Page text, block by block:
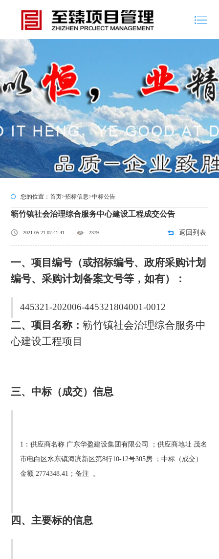
您的位置：首页>招标信息>中标公告
簕竹镇社会治理综合服务中心建设工程成交公告
2021-05-21 07:41:41 2379 返回列表
一、项目编号（或招标编号、政府采购计划
编号、采购计划备案文号等，如有）：
445321-202006-445321804001-0012
二、项目名称：簕竹镇社会治理综合服务中
心建设工程项目
三、中标（成交）信息
1：供应商名称 广东华盈建设集团有限公司 ；供应商地址 茂名
市电白区水东镇海滨新区第8行10-12号305房
；中标（成交）
金额 2774348.41；备注 。
四、主要标的信息